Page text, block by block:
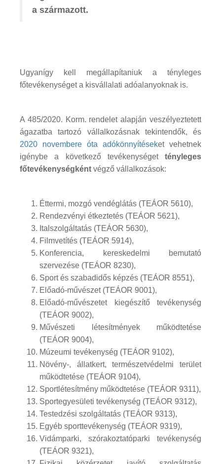
a származott.
Ugyanígy kell megállapítaniuk a tényleges
főtevékenységet a kisvállalati adóalanyoknak is.
A 485/2020. Korm. rendelet alapján veszélyeztetett
ágazatba tartozó vállalkozásnak tekintendők, és
2020 novembere óta adókönnyítéseket vehetnek
igénybe a következő tevékenységet tényleges
főtevékenységként végző vállalkozások:
Éttermi, mozgó vendéglátás (TEÁOR 5610),
Rendezvényi étkeztetés (TEÁOR 5621),
Italszolgáltatás (TEÁOR 5630),
Filmvetítés (TEÁOR 5914),
Konferencia, kereskedelmi bemutató
szervezése (TEÁOR 8230),
Sport és szabadidős képzés (TEÁOR 8551),
Előadó-művészet (TEÁOR 9001),
Előadó-művészetet kiegészítő tevékenység
(TEÁOR 9002),
Művészeti létesítmények működtetése
(TEÁOR 9004),
Múzeumi tevékenység (TEÁOR 9102),
Növény-, állatkert, természetvédelmi terület
működtetése (TEÁOR 9104),
Sportlétesítmény működtetése (TEÁOR 9311),
Sportegyesületi tevékenység (TEÁOR 9312),
Testedzési szolgáltatás (TEÁOR 9313),
Egyéb sporttevékenység (TEÁOR 9319),
Vidámparki, szórakoztatóparki tevékenység
(TEÁOR 9321),